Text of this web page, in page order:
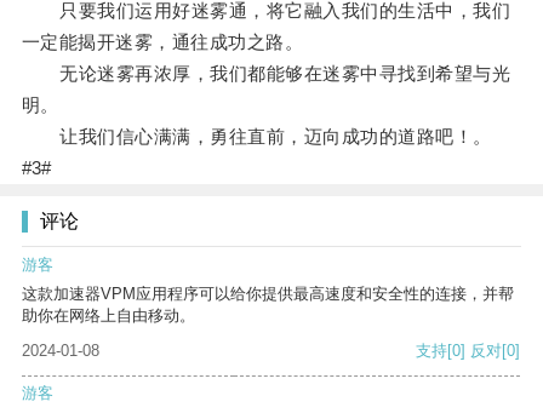
只要我们运用好迷雾通，将它融入我们的生活中，我们
一定能揭开迷雾，通往成功之路。
无论迷雾再浓厚，我们都能够在迷雾中寻找到希望与光
明。
让我们信心满满，勇往直前，迈向成功的道路吧！。
#3#
评论
游客
这款加速器VPM应用程序可以给你提供最高速度和安全性的连接，并帮
助你在网络上自由移动。
2024-01-08
支持[0] 反对[0]
游客